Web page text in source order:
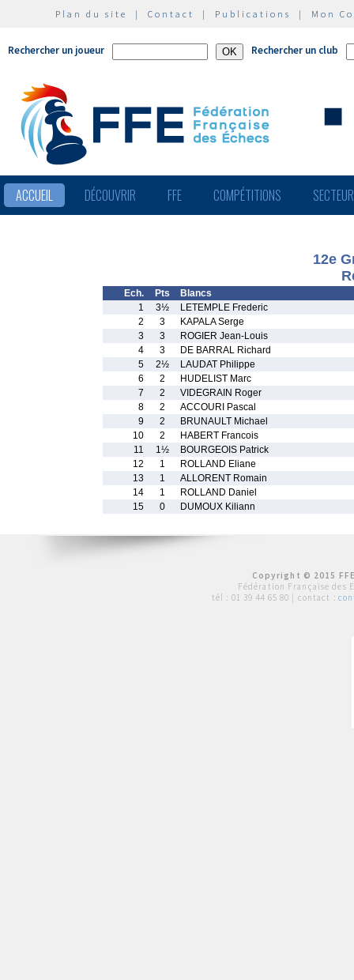
Plan du site | Contact | Publications | Mon
Rechercher un joueur Rechercher un club
ACCUEIL DÉCOUVRIR FFE COMPÉTITIONS
12e
Ech. Pts
Blancs
1
3½
LETEMPLE Frederic
2
3
KAPALA Serge
3
3
ROGIER Jean-Louis
4
3
DE BARRAL Richard
5
2½
LAUDAT Philippe
6
2
HUDELIST Marc
7
2
VIDEGRAIN Roger
8
2
ACCOURI Pascal
9
2
BRUNAULT Michael
10
2
HABERT Francois
11
1½
BOURGEOIS Patrick
12
1
ROLLAND Eliane
13
1
ALLORENT Romain
14
1
ROLLAND Daniel
15
0 DUMOUX Kiliann
Copyright © 2015
Fédération Française des
tél : 01 39 44 65 80 | contact :